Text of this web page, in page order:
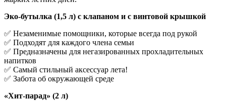
Эко-бутылка (1,5 л) с клапаном и с винтовой крышкой
✅ Незаменимые помощники, которые всегда под рукой
✅ Подходят для каждого члена семьи
✅ Предназначены для негазированных прохладительных
напитков
✅ Самый стильный аксессуар лета!
✅ Забота об окружающей среде
«Хит-парад» (2 л)